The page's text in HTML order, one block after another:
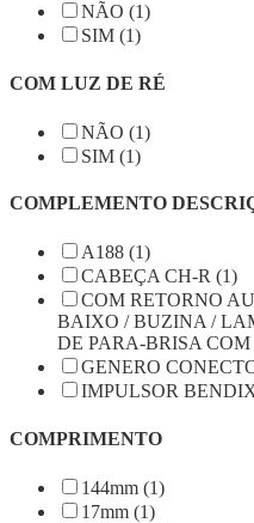
NÃO (1)
SIM (1)
COM LUZ DE RÉ
NÃO (1)
SIM (1)
COMPLEMENTO
A188 (1)
CABEÇA CH-R (1)
COM RETORNO
BAIXO / BUZINA /
DE PARA-BRISA COM
GENERO
IMPULSOR
COMPRIMENTO
144mm (1)
17mm (1)